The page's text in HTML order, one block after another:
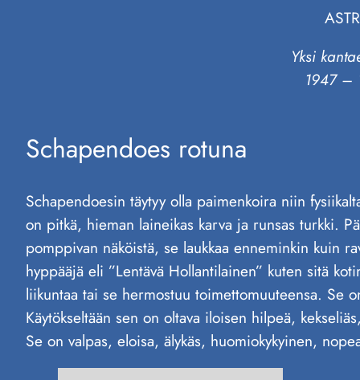
Yksi
1947 –
Schapendoes rotuna
Schapendoesin täytyy olla paimenkoira niin
on pitkä, hieman laineikas karva ja runsas turkki.
pomppivan näköistä, se laukkaa enneminkin kuin
hyppääjä eli ”Lentävä Hollantilainen” kuten sitä
liikuntaa tai se hermostuu toimettomuuteensa. Se
Käytökseltään sen on oltava iloisen hilpeä,
Se on valpas, eloisa, älykäs, huomiokykyinen,